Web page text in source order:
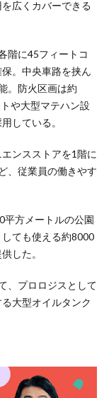
広くカバーできる
階に45フィートコ
。中央車路を挟ん
。防火区画は約
や大型マテハン設
している。
ンスストアを1階に
、従業員の働きやす
平方メートルの公園
ても使える約8000
した。
、プロロジスとして
大型オイルタンク